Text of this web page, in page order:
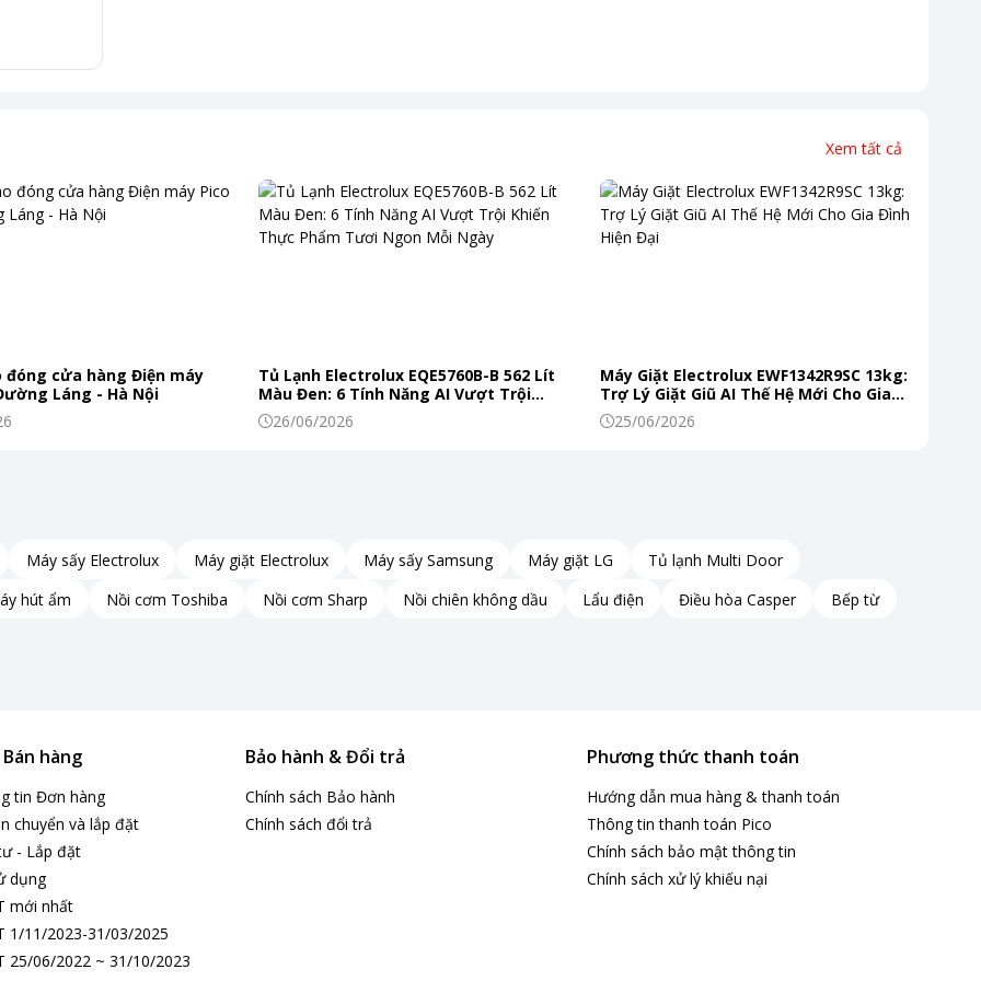
trò như “bộ não” điều khiển toàn bộ chất lượng
sử dụng AI để phân tích nội dung theo cách mắt
chất minh họa
nội dung
và đó là lúc XR Clear Image phát huy vai trò.
đang xem nội dung gì.
cảm xúc
rộng với độ chính xác cao, mang đến hàng tỷ
hay cảnh vật được thể hiện một cách tự nhiên,
Xem tất cả
đóng cửa hàng Điện máy
Láng - Hà Nội
Tủ Lạnh Electrolux EQE5760B-B 562 Lít
Màu Đen: 6 Tính Năng AI Vượt Trội
Khiến Thực Phẩm Tươi Ngon Mỗi Ngày
26/06/2026
Máy Giặt Electrolux EWF1342R9SC 13kg:
Trợ Lý Giặt Giũ AI Thế Hệ Mới Cho Gia
Đình Hiện Đại
25/06/2026
Máy sấy Electrolux Máy giặt Electrolux Máy sấy Samsung Máy giặt LG
Tủ lạnh Multi Door
hút ẩm Nồi cơm Toshiba Nồi cơm Sharp Nồi chiên không dầu Lẩu điện Điều hòa Casper
Bếp từ
hàng
tin Đơn hàng
chuyển và lắp đặt
- Lắp đặt
dụng
mới nhất
1/11/2023-31/03/2025
25/06/2022 ~ 31/10/2023
Bảo hành & Đổi trả
Chính sách Bảo hành
Chính sách đổi trả
Phương thức thanh toán
Hướng dẫn mua hàng & thanh toán
Thông tin thanh toán Pico
Chính sách bảo mật thông tin
Chính sách xử lý khiếu nại